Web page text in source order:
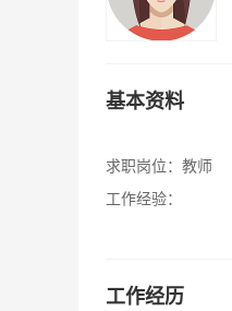
基本资料
求职岗位： 教师
工作经验：
工作经历